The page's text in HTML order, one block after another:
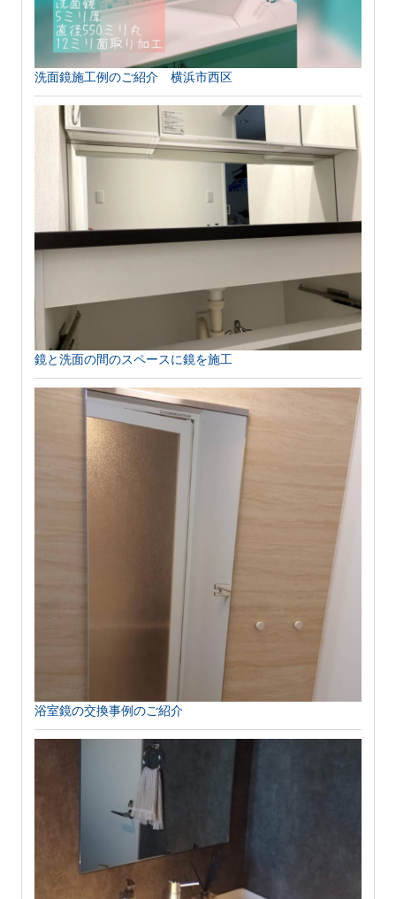
洗面鏡施工例のご紹介 横浜市西区
鏡と洗面の間のスペースに鏡を施工
浴室鏡の交換事例のご紹介